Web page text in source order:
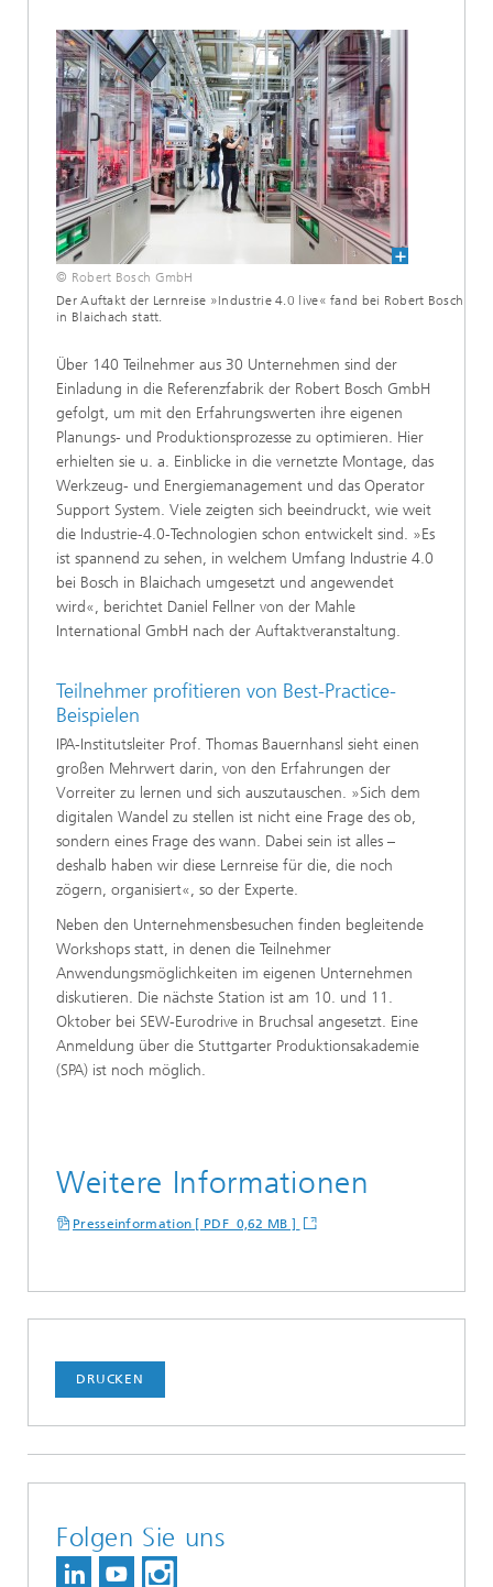
© Robert Bosch GmbH
Der Auftakt der Lernreise »Industrie 4.0 live« fand bei Robert Bosch
in Blaichach statt.
Über 140 Teilnehmer aus 30 Unternehmen sind der
Einladung in die Referenzfabrik der Robert Bosch GmbH
gefolgt, um mit den Erfahrungswerten ihre eigenen
Planungs- und Produktionsprozesse zu optimieren. Hier
erhielten sie u. a. Einblicke in die vernetzte Montage, das
Werkzeug- und Energiemanagement und das Operator
Support System. Viele zeigten sich beeindruckt, wie weit
die Industrie-4.0-Technologien schon entwickelt sind. »Es
ist spannend zu sehen, in welchem Umfang Industrie 4.0
bei Bosch in Blaichach umgesetzt und angewendet
wird«, berichtet Daniel Fellner von der Mahle
International GmbH nach der Auftaktveranstaltung.
Teilnehmer profitieren von Best-Practice-
Beispielen
IPA-Institutsleiter Prof. Thomas Bauernhansl sieht einen
großen Mehrwert darin, von den Erfahrungen der
Vorreiter zu lernen und sich auszutauschen. »Sich dem
digitalen Wandel zu stellen ist nicht eine Frage des ob,
sondern eines Frage des wann. Dabei sein ist alles –
deshalb haben wir diese Lernreise für die, die noch
zögern, organisiert«, so der Experte.
Neben den Unternehmensbesuchen finden begleitende
Workshops statt, in denen die Teilnehmer
Anwendungsmöglichkeiten im eigenen Unternehmen
diskutieren. Die nächste Station ist am 10. und 11.
Oktober bei SEW-Eurodrive in Bruchsal angesetzt. Eine
Anmeldung über die Stuttgarter Produktionsakademie
(SPA) ist noch möglich.
Weitere Informationen
Presseinformation [ PDF 0,62 MB ]
DRUCKEN
Folgen Sie uns